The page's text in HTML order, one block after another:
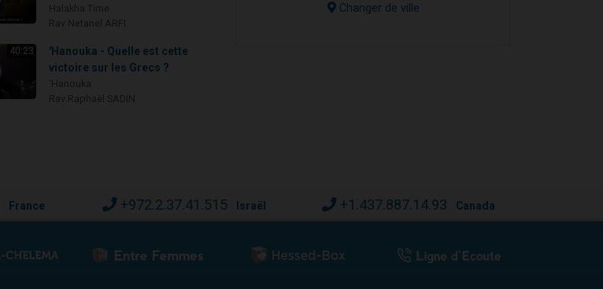
40:23
'Hanouka - Quelle est cette
victoire sur les Grecs ?
Changer de ville
France +972.2.37.41.515 Israël +1.437.887.14.93 Canada